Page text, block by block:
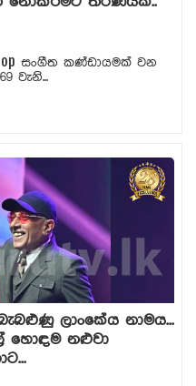
සංගීත කණ්ඩායමක් වන
වැනි...
ලාංකේය නාමය...
හොඳම නළුවා